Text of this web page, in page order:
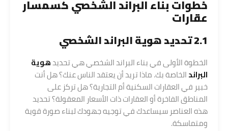
خطوات بناء البراند الشخصي كسمسار
عقارات
2.1 تحديد هوية البراند الشخصي
الخطوة الأولى في بناء البراند الشخصي هي تحديدهوية
البراندالخاصة بك. ماذا تريد أن يعتقد الناس عنك؟ هل أنت
خبير في العقارات السكنية أم التجارية؟ هل تركز على
المناطق الفاخرة أو العقارات ذات الأسعار المعقولة؟ تحديد
هذه العناصر سيساعدك في توجيه جهودك لبناء صورة قوية
ومتماسكة.